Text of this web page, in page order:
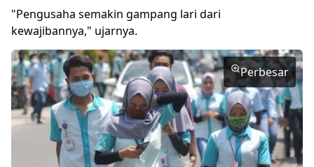
"Pengusaha semakin gampang lari dari
kewajibannya," ujarnya.
Perbesar